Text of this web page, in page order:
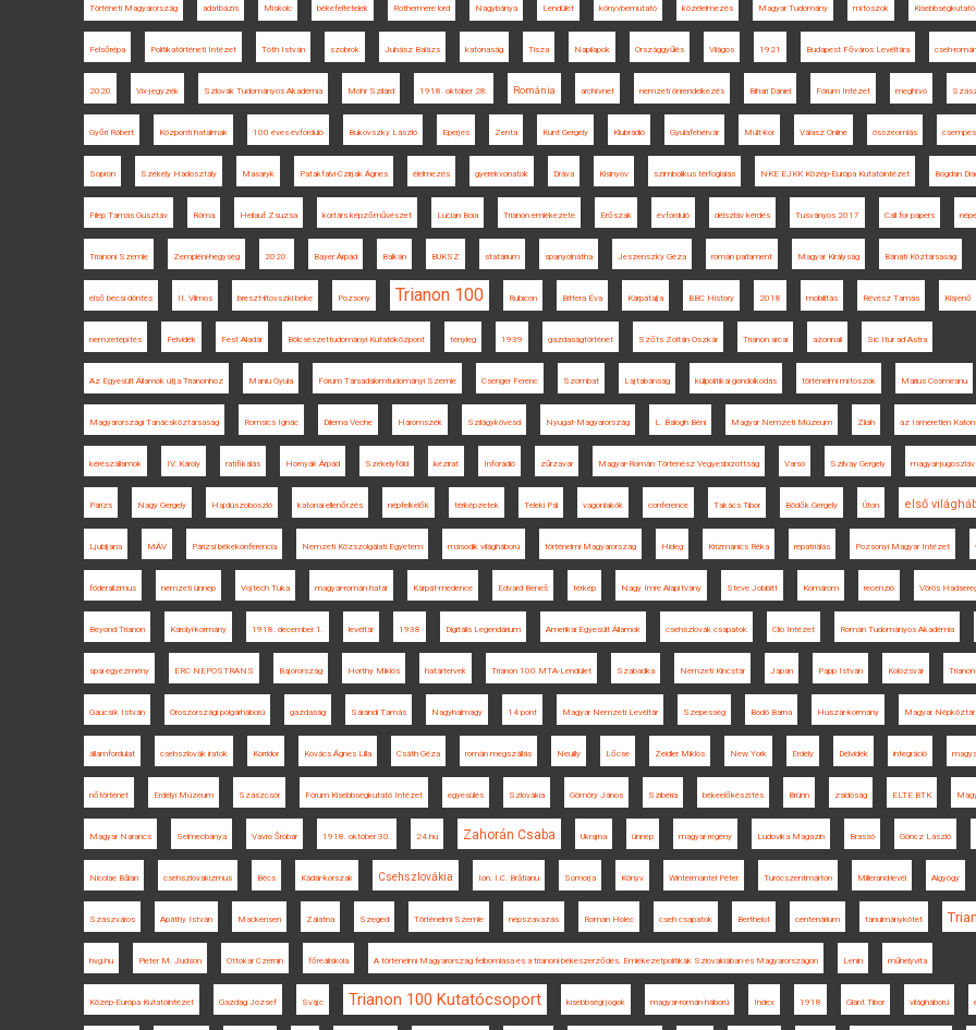
Történeti Magyarország adatbázis Miskolc békefeltételek Rothermere lord Nagybánya Lendület könyvbemutató közélelmezés Magyar Tudomány mítoszok
Felsőrépa Politikatörténeti Intézet Tóth István szobrok Juhász Balázs katonaság Tisza Napilapok Országgyűlés Világos 1921 Budapest Főváros Levéltára cseh-
2020 Vix-jegyzék Szlovák Tudományos Akadémia Mohr Szilárd 1918. október 28. Románia archívnet nemzeti önrendelkezés Bihari Dániel Fórum Intézet meghívó
Győri Róbert Központi hatalmak 100 éves évforduló Bukovszky László Eperjes Zenta Kunt Gergely Klubrádió Gyulafehérvár Múlt-kor Válasz Online összeomlás
Sopron Székely Hadosztály Masaryk Patakfalvi-Czirják Ágnes élelmezés gyerekvonatok Dráva Kisinyov szimbolikus térfoglalás NKE EJKK Közép-Európa Kutatóintézet Bogdan
Filep Tamás Gusztáv Róma Heilauf Zsuzsa kortárs képzőművészet Lucian Boia Trianon emlékezete Erőszak évforduló délszláv kérdés Tusványos 2017 Call for papers
Trianoni Szemle Zempléni-hegység 2020. Bayer Árpád Balkán BUKSZ statárium spanyolnátha Jeszenszky Géza román parlament Magyar Királyság Bánáti Köztársaság
első bécsi döntés II. Vilmos breszt-litovszki béke Pozsony Trianon 100 Rubicon Bittera Éva Kárpátalja BBC History 2018 mobilitás Révész Tamás Kisjenő
nemzetépítés Felvidék Fest Aladár Bölcsészettudományi Kutatóközpont tényleg 1939 gazdaságtörténet Szőts Zoltán Oszkár Trianon arcai azonnali Sic Itur ad Astra
Az Egyesült Államok útja Trianonhoz Maniu Gyula Fórum Társadalomtudományi Szemle Csenger Ferenc Szombat Lajtabánság külpolitikai gondolkodás történelmi mítoszok Marius Cosmeanu
Magyarországi Tanácsköztársaság Romsics Ignác Dilema Veche Háromszék Szilágykövesd Nyugat-Magyarország L. Balogh Béni Magyar Nemzeti Múzeum Zilah az Ismeretlen
kérészállamok IV. Károly ratifikálás Hornyák Árpád Székelyföld kézirat Inforádió zűrzavar Magyar-Román Történész Vegyesbizottság Varsó Szilvay Gergely magyar-
Párizs Nagy Gergely Hajdúszoboszló katonai ellenőrzés népfelkelők térképzetek Teleki Pál vagonlakók conference Takács Tibor Bödők Gergely Úton első
Ljubljana MÁV Párizsi békekonferencia Nemzeti Közszolgálati Egyetem második világháború történelmi Magyarország Hideg Krizmanics Réka repatriálás Pozsonyi Magyar Intézet
föderalizmus nemzeti ünnep Vojtech Tuka magyar-román határ Kárpát-medence Edvard Beneš térkép Nagy Imre Alapítvány Steve Jobbitt Komárom recenzió Vörös
Beyond Trianon Károlyi-kormány 1918. december 1. levéltár 1938 Digitális Legendárium Amerikai Egyesült Államok csehszlovák csapatok Clio Intézet Román Tudományos Akadémia
spai egyezmény ERC NEPOSTRANS Bajorország Horthy Miklós határtervek Trianon 100 MTA-Lendület Szabadka Nemzeti Kincstár Japán Papp István Kolozsvár
Gaucsík István Oroszországi polgárháború gazdaság Sárándi Tamás Nagyhalmágy 14 pont Magyar Nemzeti Levéltár Szepesség Bodó Barna Huszár-kormány Magyar
államfordulat csehszlovák iratok Korridor Kovács Ágnes Lilla Csáth Géza román megszállás Neuilly Lőcse Zeidler Miklós New York Erdély Délvidék integráció
nőtörténet Erdélyi Múzeum Szászcsór Fórum Kisebbségkutató Intézet egyesülés Szlovákia Gömöry János Szibéria békeelőkészítés Brünn zsidóság ELTE BTK
Magyar Narancs Selmecbánya Vavro Šrobár 1918. október 30. 24.hu Zahorán Csaba Ukrajna ünnep magyar regény Ludovika Magazin Brassó Göncz László
Nicolae Bălan csehszlovakizmus Bécs Kádár-korszak Csehszlovákia Ion. I.C. Brătianu Somorja Könyv Wintermantel Péter Turócszentmárton Millerand-levél Algyógy
Szászváros Apáthy István Mackensen Zalatna Szeged Történelmi Szemle népszavazás Roman Holec cseh csapatok Berthelot centenárium tanulmánykötet
hvg.hu Pieter M. Judson Ottokar Czernin főreáliskola A történelmi Magyarország felbomlása és a trianoni békeszerződés. Emlékezetpolitikák Szlovákiában és Magyarországon Lenin műhelyvita
Közép-Európa Kutatóintézet Gazdag József Svájc Trianon 100 Kutatócsoport kisebbségi jogok magyar-román háború Index 1918 Glant Tibor világháború